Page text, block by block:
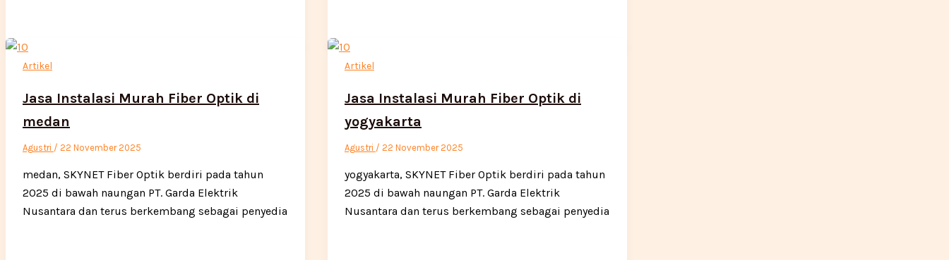
Artikel
Jasa Instalasi Murah Fiber Optik di
medan
Agustri / 22 November 2025
medan, SKYNET Fiber Optik berdiri pada tahun
2025 di bawah naungan PT. Garda Elektrik
Nusantara dan terus berkembang sebagai penyedia
Artikel
Jasa Instalasi Murah Fiber Optik di
yogyakarta
Agustri / 22 November 2025
yogyakarta, SKYNET Fiber Optik berdiri pada tahun
2025 di bawah naungan PT. Garda Elektrik
Nusantara dan terus berkembang sebagai penyedia